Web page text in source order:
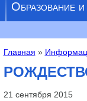
Образование
Вы здесь
Главная »
21 сентября 2015